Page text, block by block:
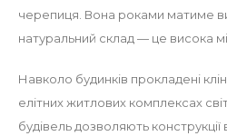
черепиця. Вона роками матиме
натуральний склад — це висока
Навколо будинків прокладені
елітних житлових комплексах
будівель дозволяють